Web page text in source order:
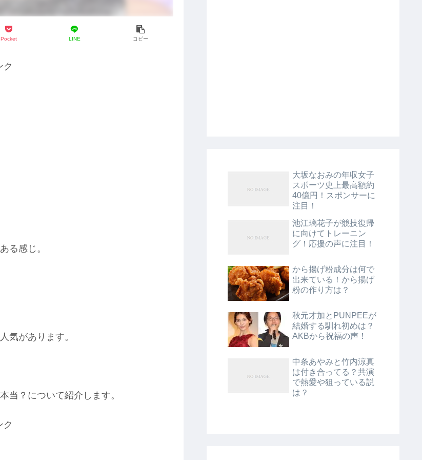
Pocket LINE コピー
ク
る感じ。
気があります。
当？について紹介します。
ク
大坂なおみの年収女子
スポーツ史上最高額約
40億円！スポンサーに
注目！
池江璃花子が競技復帰
に向けてトレーニン
グ！応援の声に注目！
から揚げ粉成分は何で
出来ている！から揚げ
粉の作り方は？
秋元才加とPUNPEEが
結婚する馴れ初めは？
AKBから祝福の声！
中条あやみと竹内涼真
は付き合ってる？共演
で熱愛や狙っている説
は？